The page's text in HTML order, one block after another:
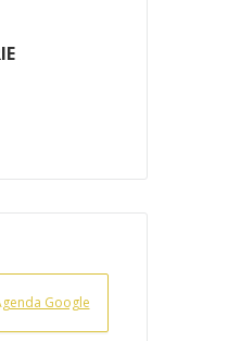
Google